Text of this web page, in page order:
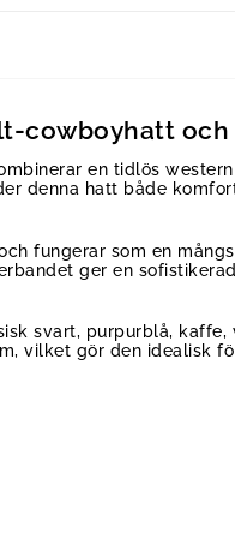
cowboyhatt
en tidlös
denna hatt både
fungerar som en
ger en
svart, purpurblå,
vilket gör den idealisk